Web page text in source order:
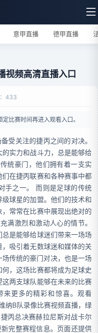
意甲直播 德甲直播
视频高清直播入口
433
比赛时间再进入观看入口。
受关注的捷丙之间的对决。
实力和战斗力，总是能够给
统豪门，他们拥有着一支实
在捷丙联赛和各种赛事中都
手之一。 而则是足球的传统
球星的加盟。他们的技术和
常常在比赛中展现出绝对的
满激烈和激动人心的情节。
是能够给球迷们带来一场场
吸引着无数球迷和媒体的关
传统的豪门对决，也是一场
，这场比赛都将成为足球史
这两支球队能够在未来的比赛
来更多的精彩和惊喜。观看
纳B队录像比赛视频直播，绿
丙总决赛赫拉尼斯对战卡尔
完整赛程信息。页面还提供